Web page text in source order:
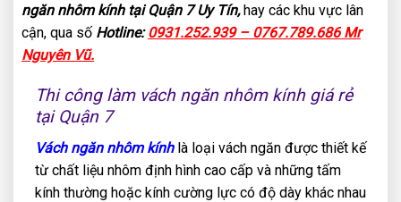
ngăn nhôm kính tại Quận 7 Uy Tín,hay các khu vực lân
cận, qua số Hotline:0931.252.939 – 0767.789.686 Mr
Nguyên Vũ.
Thi công làm vách ngăn nhôm kính giá rẻ
tại Quận 7
Vách ngăn nhôm kínhlà loại vách ngăn được thiết kế
từ chất liệu nhôm định hình cao cấp và những tấm
kính thường hoặc kính cường lực có độ dày khác nhau